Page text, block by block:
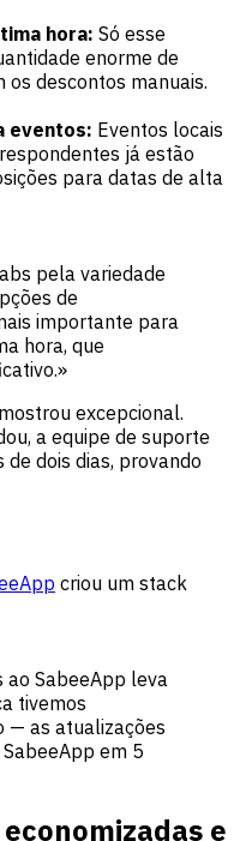
hora: Só esse
enorme de
descontos manuais.
eventos: Eventos locais
já estão
para datas de alta
pela variedade
de
importante para
hora, que
excepcional.
a equipe de suporte
dois dias, provando
criou um stack
ao SabeeApp leva
tivemos
— as atualizações
em 5
e